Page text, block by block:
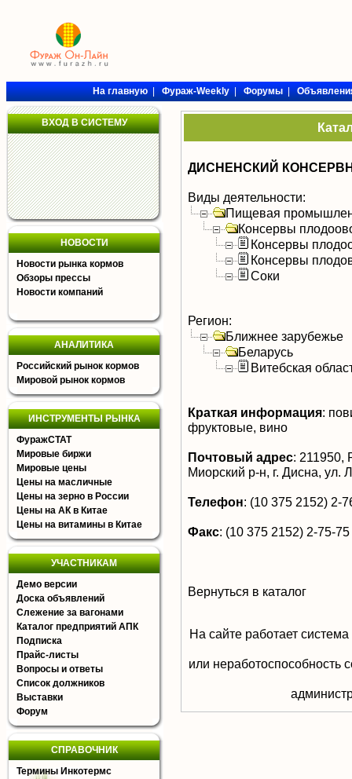
На главную|Фураж-Weekly|Форумы|
ВХОД В СИСТЕМУ
НОВОСТИ
Новости рынка кормов
Обзоры прессы
Новости компаний
АНАЛИТИКА
Российский рынок кормов
Мировой рынок кормов
ИНСТРУМЕНТЫ РЫНКА
ФуражСТАТ
Мировые биржи
Мировые цены
Цены на масличные
Цены на зерно в России
Цены на АК в Китае
Цены на витамины в Китае
УЧАСТНИКАМ
Демо версии
Доска объявлений
Слежение за вагонами
Каталог предприятий АПК
Подписка
Прайс-листы
Вопросы и ответы
Список должников
Выставки
Форум
СПРАВОЧНИК
Термины Инкотермс
ДИСНЕНСКИЙ
Виды деятельности:
Пищевая
Консервы
Консервы
Консервы
Соки
Регион:
Ближнее зарубежье
Беларусь
Витебская
Краткая информация:
фруктовые, вино
Почтовый адрес: 211950,
Миорский р-н, г. Дисна, ул.
Телефон: (10 375 2152) 2-
Факс: (10 375 2152) 2-75-75
Вернуться в каталог
На сайте работает
или неработоспособность